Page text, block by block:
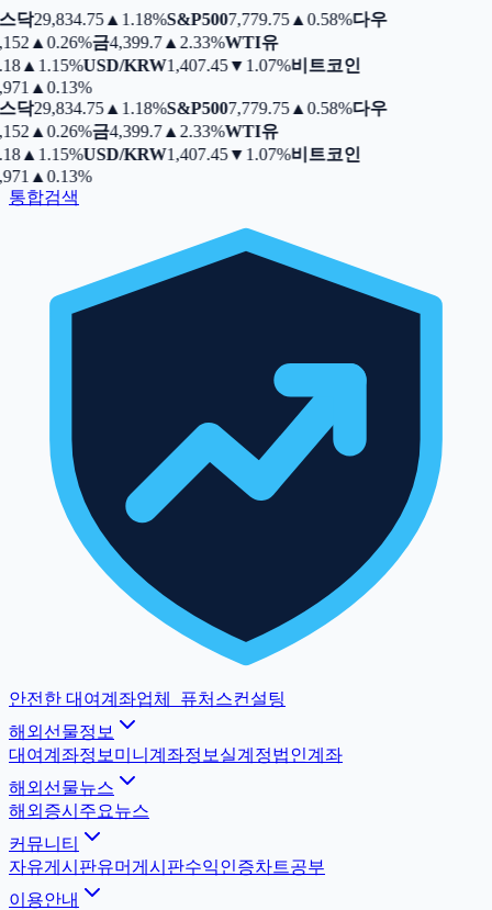
닥29,834.75▲ 1.18%S&P5007,779.75▲0.58%다우
▲0.26%금4,399.7▲ 2.33%WTI유
▲ 1.15%USD/KRW1,407.45▼ 1.07%비트코인
▲0.13%
닥29,834.75▲ 1.18%S&P5007,779.75▲0.58%다우
▲0.26%금4,399.7▲ 2.33%WTI유
▲ 1.15%USD/KRW1,407.45▼ 1.07%비트코인
▲0.13%
통합검색
안전한 대여계좌업체
퓨처스컨설팅
해외선물정보
대여계좌정보 미니계좌정보 실계정법인계좌
해외선물뉴스
해외증시 주요뉴스
커뮤니티
자유게시판유머게시판수익인증차트공부
이용안내